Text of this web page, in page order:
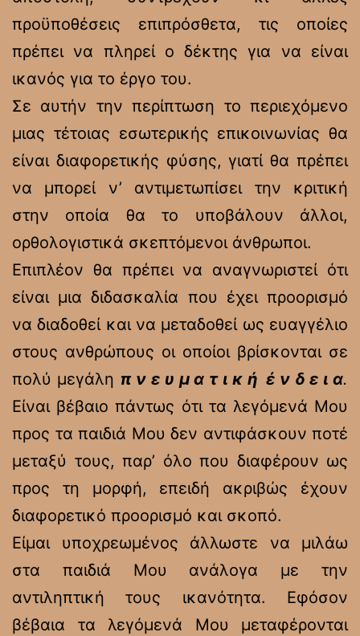
προϋποθέσεις επιπρόσθετα, τις οποίες
πρέπει να πληρεί ο δέκτης για να είναι
ικανός για το έργο του.
Σε αυτήν την περίπτωση το περιεχόμενο
μιας τέτοιας εσωτερικής επικοινωνίας θα
είναι διαφορετικής φύσης, γιατί θα πρέπει
να μπορεί ν’ αντιμετωπίσει την κριτική
στην οποία θα το υποβάλουν άλλοι,
ορθολογιστικά σκεπτόμενοι άνθρωποι.
Επιπλέον θα πρέπει να αναγνωριστεί ότι
είναι μια διδασκαλία που έχει προορισμό
να διαδοθεί και να μεταδοθεί ως ευαγγέλιο
στους ανθρώπους οι οποίοι βρίσκονται σε
πολύ μεγάλη π ν ε υ μ α τ ι κ ή έ ν δ ε ι α.
Είναι βέβαιο πάντως ότι τα λεγόμενά Μου
προς τα παιδιά Μου δεν αντιφάσκουν ποτέ
μεταξύ τους, παρ’ όλο που διαφέρουν ως
προς τη μορφή, επειδή ακριβώς έχουν
διαφορετικό προορισμό και σκοπό.
Είμαι υποχρεωμένος άλλωστε να μιλάω
στα παιδιά Μου ανάλογα με την
αντιληπτική τους ικανότητα. Εφόσον
βέβαια τα λεγόμενά Μου μεταφέρονται